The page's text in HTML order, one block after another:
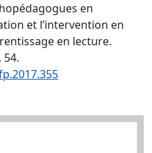
en
et l’intervention en
en lecture.
54.